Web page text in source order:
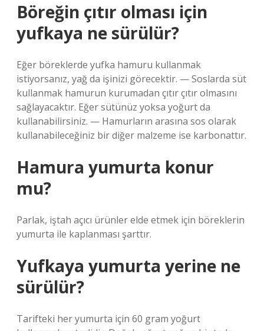
Böreğin çıtır olması için
yufkaya ne sürülür?
Eğer böreklerde yufka hamuru kullanmak
istiyorsanız, yağ da işinizi görecektir. — Soslarda süt
kullanmak hamurun kurumadan çıtır çıtır olmasını
sağlayacaktır. Eğer sütünüz yoksa yoğurt da
kullanabilirsiniz. — Hamurların arasına sos olarak
kullanabileceğiniz bir diğer malzeme ise karbonattır.
Hamura yumurta konur
mu?
Parlak, iştah açıcı ürünler elde etmek için böreklerin
yumurta ile kaplanması şarttır.
Yufkaya yumurta yerine ne
sürülür?
Tarifteki her yumurta için 60 gram yoğurt